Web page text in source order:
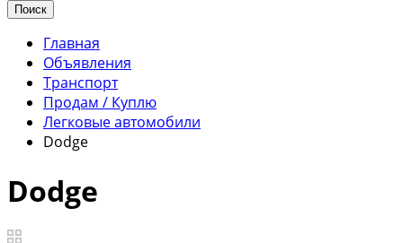
Поиск
Главная
Объявления
Транспорт
Продам / Куплю
Легковые автомобили
Dodge
Dodge